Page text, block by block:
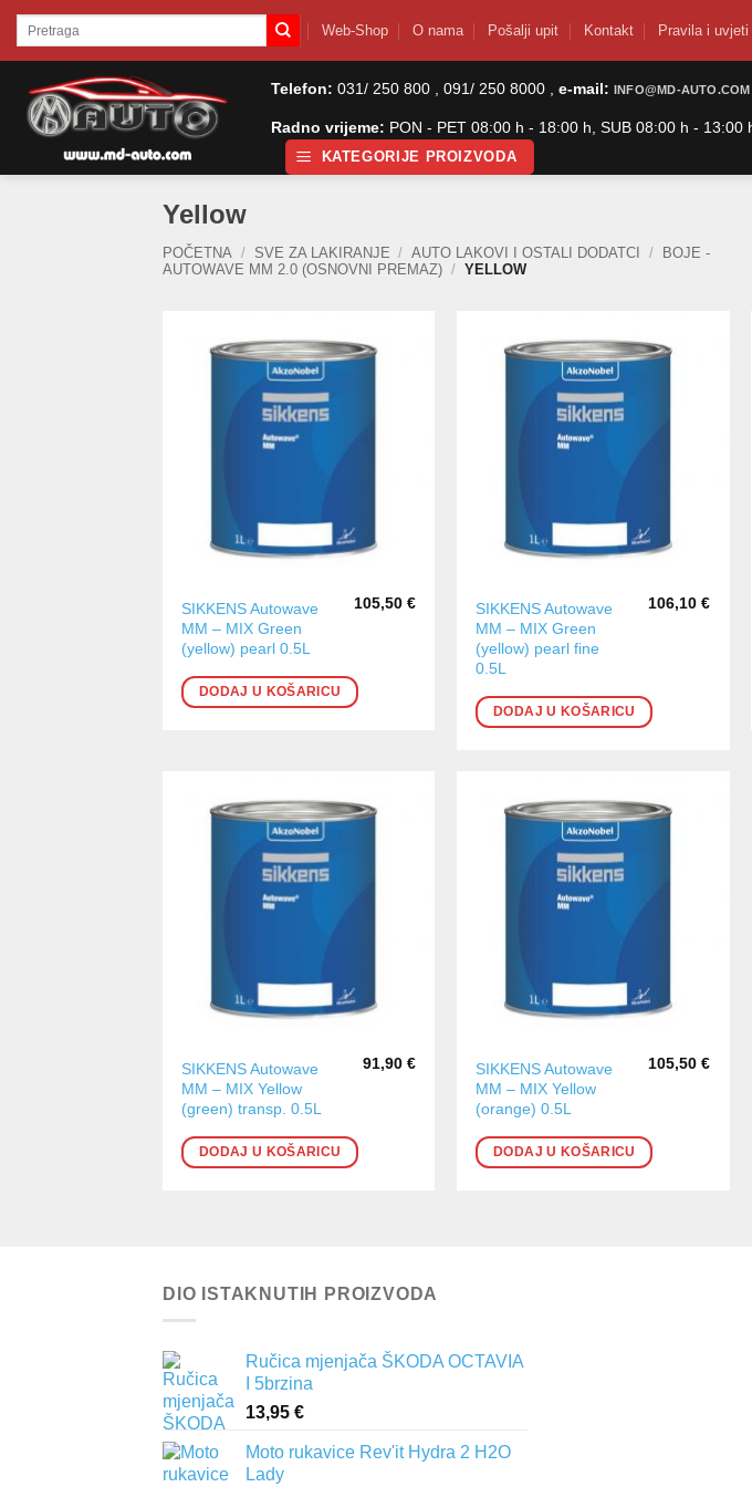
SkipPretraži: Web-Shop O nama Pošalji upit Kontakt Pravila i
Telefon: 031/ 250 800 , 091/ 250 8000 , e-mail: INFO@MD-AUTO.COM
Radno vrijeme: PON - PET 08:00 h - 18:00 h, SUB 08:00 h - 13:00
KATEGORIJE PROIZVODA
Yellow
POČETNA / SVE ZA LAKIRANJE / AUTO LAKOVI I OSTALI DODATCI /
BOJE -
AUTOWAVE MM 2.0 (OSNOVNI PREMAZ) / YELLOW
SIKKENS Autowave
MM – MIX Green
(yellow) pearl 0.5L
105,50€
DODAJ U KOŠARICU
SIKKENS Autowave
MM – MIX Green
(yellow) pearl fine
0.5L
106,10€
DODAJ U KOŠARICU
SIKKENS Autowave
MM – MIX Yellow
(green) transp. 0.5L
91,90€
DODAJ U KOŠARICU
SIKKENS Autowave
MM – MIX Yellow
(orange) 0.5L
105,50€
DODAJ U KOŠARICU
DIO ISTAKNUTIH PROIZVODA
Ručica mjenjača ŠKODA OCTAVIA
I 5brzina
13,95 €
Moto rukavice Rev'it Hydra 2 H2O
Lady